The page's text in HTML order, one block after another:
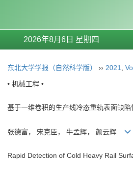
2026年8月6日 星期四
东北大学学报（自然科学版） ›› 2021
• 机械工程 •
基于一维卷积的生产线冷态重轨表面缺陷
张德富， 宋克臣， 牛孟辉， 颜云辉
Rapid Detection of Cold Heavy Rail